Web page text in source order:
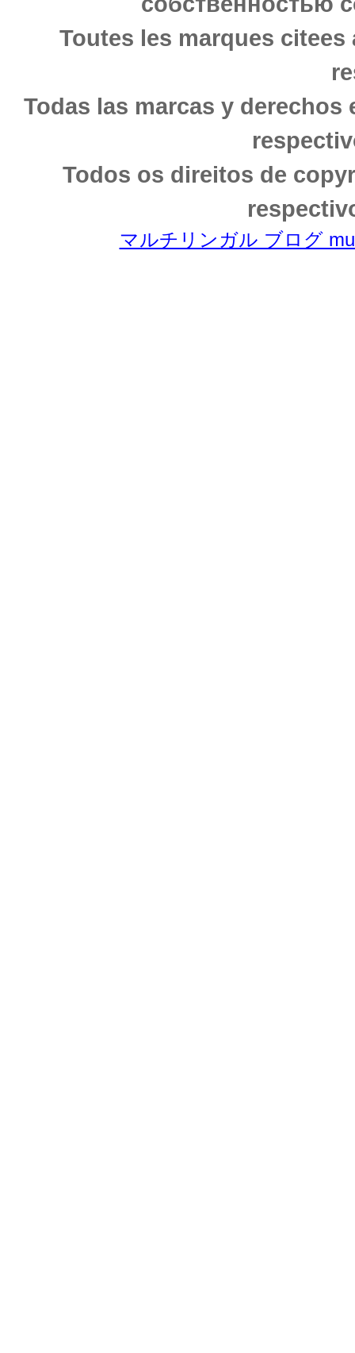
Toutes les marques
Todas las marcas y
Todos os direitos de
マルチリンガル ブログ